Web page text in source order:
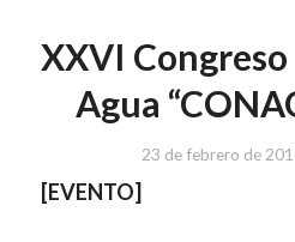
XXVI
Agua
23 de febrero de
[EVENTO]